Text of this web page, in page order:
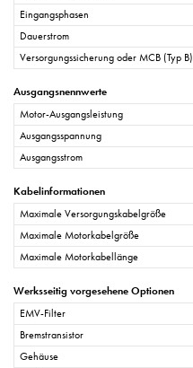
Eingangsphasen
Dauerstrom
Versorgungssicherung oder MCB (Typ B)
Ausgangsnennwerte
Motor-Ausgangsleistung
Ausgangsspannung
Ausgangsstrom
Kabelinformationen
Maximale Versorgungskabelgröße
Maximale Motorkabelgröße
Maximale Motorkabellänge
Werksseitig vorgesehene Optionen
EMV-Filter
Bremstransistor
Gehäuse